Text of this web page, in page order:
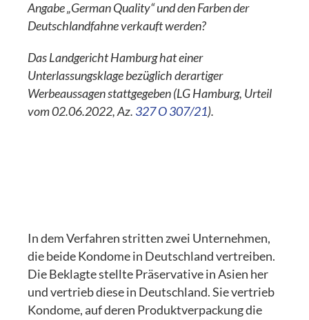
Angabe „German Quality“ und den Farben der
Deutschlandfahne verkauft werden?
Das Landgericht Hamburg hat einer
Unterlassungsklage bezüglich derartiger
Werbeaussagen stattgegeben (LG Hamburg, Urteil
vom 02.06.2022, Az. 327 O 307/21).
In dem Verfahren stritten zwei Unternehmen,
die beide Kondome in Deutschland vertreiben.
Die Beklagte stellte Präservative in Asien her
und vertrieb diese in Deutschland. Sie vertrieb
Kondome, auf deren Produktverpackung die